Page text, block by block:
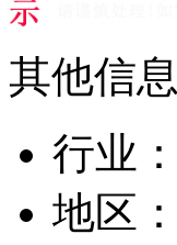
其他信息
行业：
地区：